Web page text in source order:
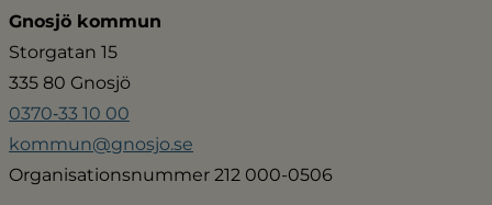
Gnosjö kommun
Storgatan 15
335 80 Gnosjö
0370‑33 10 00
kommun@gnosjo.se
Organisationsnummer 212 000-0506